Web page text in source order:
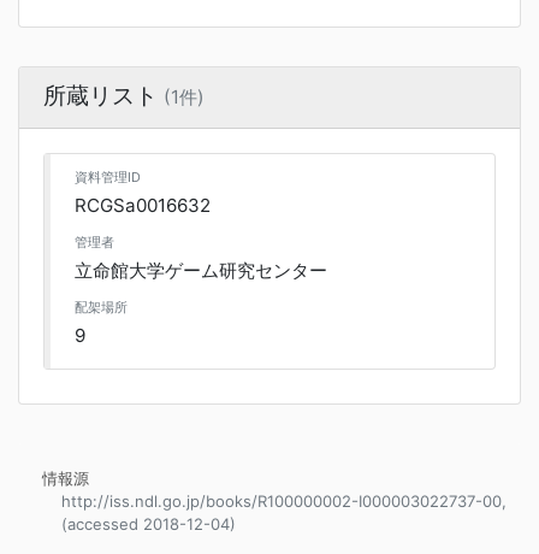
所蔵リスト (1件)
資料管理ID
RCGSa0016632
管理者
立命館大学ゲーム研究センター
配架場所
9
情報源
http://iss.ndl.go.jp/books/R100000002-I000003022737-00,
(accessed 2018-12-04)